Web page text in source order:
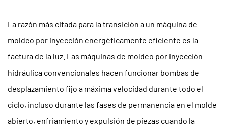
directamente
costos
operativos
2
Precisión
y
repetibilidad
La razón más citada para la transición a un máquina de
moldeo por inyección energéticamente eficiente es la
factura de la luz. Las máquinas de moldeo por inyección
hidráulica convencionales hacen funcionar bombas de
desplazamiento fijo a máxima velocidad durante todo el
ciclo, incluso durante las fases de permanencia en el molde
abierto, enfriamiento y expulsión de piezas cuando la